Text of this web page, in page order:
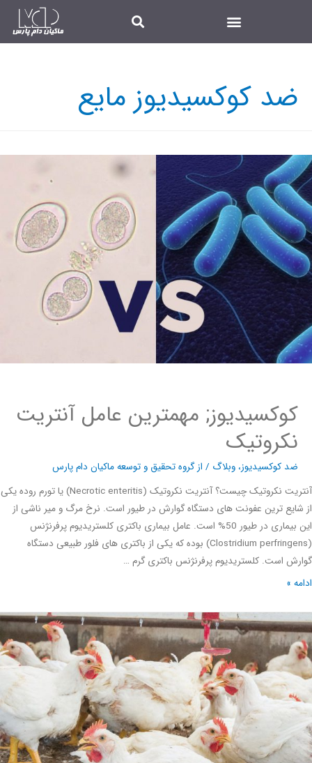
ضد کوکسیدیوز مایع
کوکسیدیوز; مهمترین عامل آنتریت
نکروتیک
ضد کوکسیدیوز،وبلاگ/ از گروه تحقیق و توسعه ماکیان دام پارس
آنتریت نکروتیک چیست؟ آنتریت نکروتیک (Necrotic enteritis) یا تورم روده یکی
ترین عفونت های دستگاه گوارش در طیور است. نرخ مرگ و میر ناشی از
این بیماری در طیور 50% است. عامل بیماری باکتری کلستریدیوم پرفرنژنس
(Clostridium perfringens) بوده که یکی از باکتری های فلور طبیعی دستگاه
است. کلستریدیوم پرفرنژنس باکتری گرم …
»